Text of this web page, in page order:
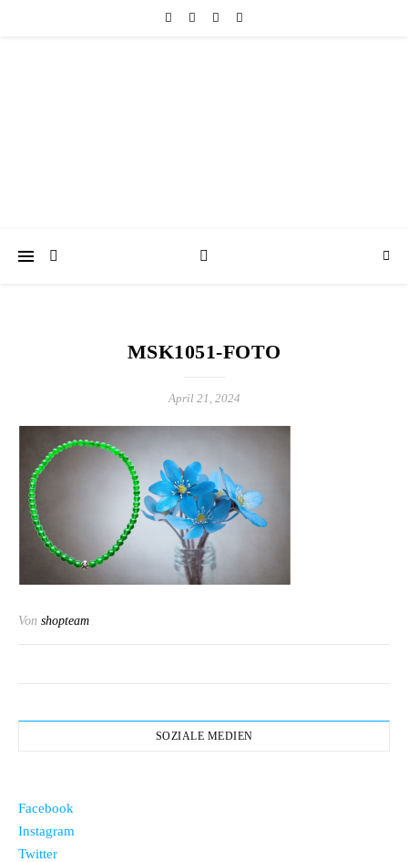
MSK1051-FOTO
April 21, 2024
Von shopteam
SOZIALE MEDIEN
Facebook
Instagram
Twitter